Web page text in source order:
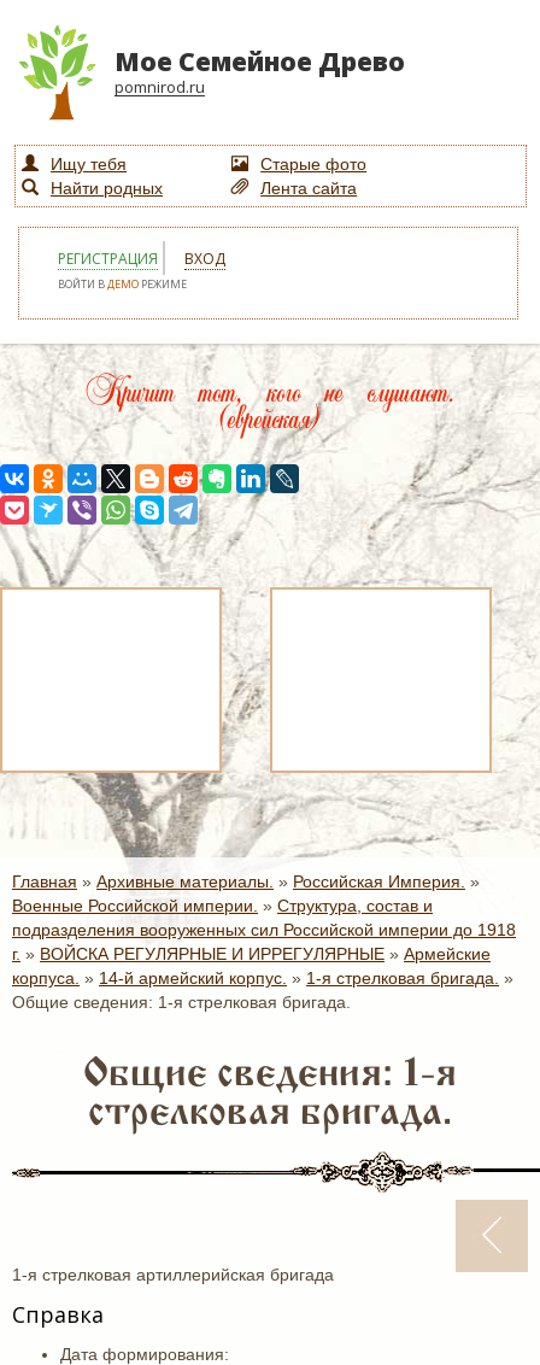
Мое Семейное Древо
pomnirod.ru
Ищу тебя
Старые фото
Найти родных
Лента сайта
РЕГИСТРАЦИЯ ВХОД
ВОЙТИ ВДЕМО РЕЖИМЕ
Кричит тот, кого не слушают.
(еврейская)
Главная » Архивные материалы. » Российская Империя. »
Военные Российской империи. » Структура, состав и
подразделения вооруженных сил Российской империи до 1918
г. » ВОЙСКА РЕГУЛЯРНЫЕ И ИРРЕГУЛЯРНЫЕ » Армейские
корпуса. » 14-й армейский корпус. » 1-я стрелковая бригада. »
Общие сведения: 1-я стрелковая бригада.
Общие сведения: 1-я
стрелковая бригада.
1-я стрелковая артиллерийская бригада
Справка
Дата формирования: